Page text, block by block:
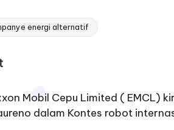
energi alternatif
Mobil Cepu Limited ( EMCL)
dalam Kontes robot